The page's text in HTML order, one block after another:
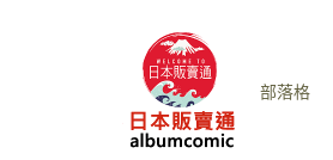
部落格